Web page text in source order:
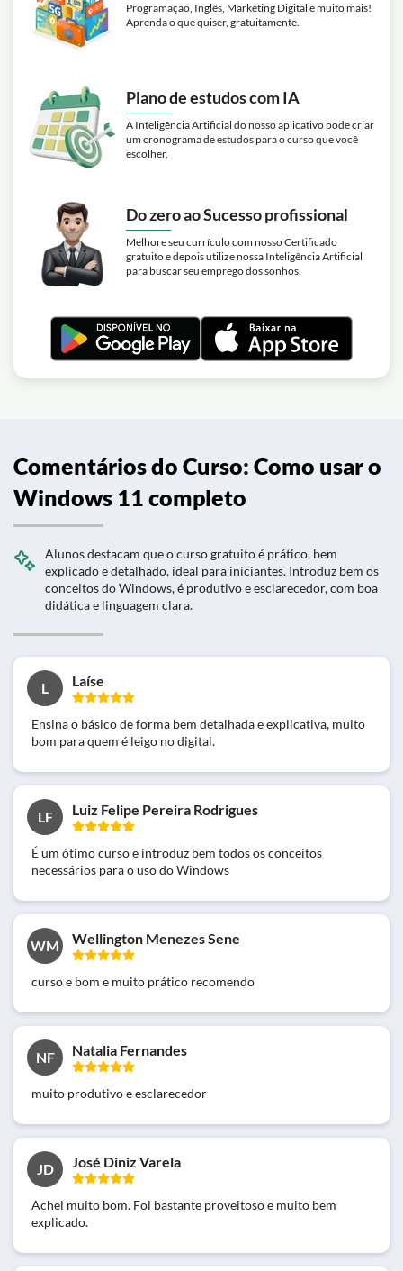
Programação, Inglês, Marketing Digital e muito mais!
Aprenda o que quiser, gratuitamente.
Plano de estudos com IA
A Inteligência Artificial do nosso aplicativo pode criar
um cronograma de estudos para o curso que você
escolher.
Do zero ao Sucesso profissional
Melhore seu currículo com nosso Certificado
gratuito e depois utilize nossa Inteligência Artificial
para buscar seu emprego dos sonhos.
Comentários do Curso: Como usar o
Windows 11 completo
Alunos destacam que o curso gratuito é prático, bem
explicado e detalhado, ideal para iniciantes. Introduz bem os
conceitos do Windows, é produtivo e esclarecedor, com boa
didática e linguagem clara.
L Laíse
Ensina o básico de forma bem detalhada e explicativa, muito
bom para quem é leigo no digital.
LF Luiz Felipe Pereira Rodrigues
É um ótimo curso e introduz bem todos os conceitos
necessários para o uso do Windows
WM Wellington Menezes Sene
curso e bom e muito prático recomendo
NF Natalia Fernandes
muito produtivo e esclarecedor
JD José Diniz Varela
Achei muito bom. Foi bastante proveitoso e muito bem
explicado.